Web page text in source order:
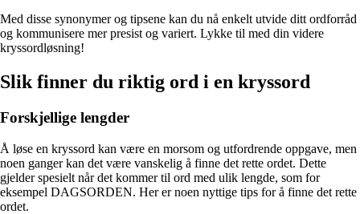
Med disse synonymer og tipsene kan du nå enkelt utvide ditt ordforråd
og kommunisere mer presist og variert. Lykke til med din videre
kryssordløsning!
Slik finner du riktig ord i en kryssord
Forskjellige lengder
Å løse en kryssord kan være en morsom og utfordrende oppgave, men
noen ganger kan det være vanskelig å finne det rette ordet. Dette
gjelder spesielt når det kommer til ord med ulik lengde, som for
eksempel DAGSORDEN. Her er noen nyttige tips for å finne det rette
ordet.